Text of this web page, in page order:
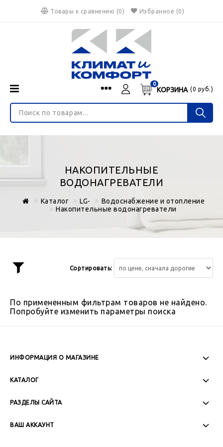
Товары к сравнению (0) Избранное (0)
Menu
Войти
€ руб.
КОРЗИНА
0
(0 руб.)
О нас
НЕ ЯВЛЯЕТСЯ ПУБЛИЧНОЙ ОФЕРТОЙ
Доставка и оплата
Блог
Контакты
НАКОПИТЕЛЬНЫЕ
ВОДОНАГРЕВАТЕЛИ
Каталог LG-
Водоснабжение и отопление
Накопительные водонагреватели
Сортировать:
По примененным фильтрам товаров не найдено.
Попробуйте изменить параметры поиска
ИНФОРМАЦИЯ О МАГАЗИНЕ
Сб-Вс: Выходной
КАТАЛОГ
РАЗДЕЛЫ САЙТА
ВАШ АККАУНТ